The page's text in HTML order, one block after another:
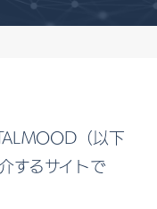
ビス
（以下
するサイトで